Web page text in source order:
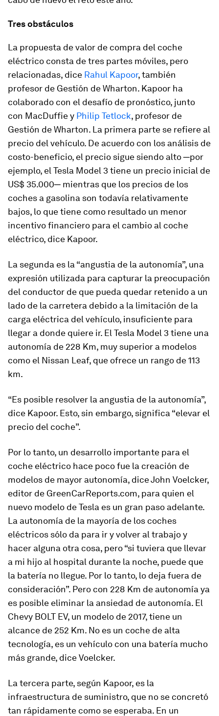
Tres obstáculos
La propuesta de valor de compra del coche
eléctrico consta de tres partes móviles, pero
relacionadas, dice Rahul Kapoor, también
profesor de Gestión de Wharton. Kapoor ha
colaborado con el desafío de pronóstico, junto
con MacDuffie y Philip Tetlock, profesor de
Gestión de Wharton. La primera parte se refiere al
precio del vehículo. De acuerdo con los análisis de
costo-beneficio, el precio sigue siendo alto ─por
ejemplo, el Tesla Model 3 tiene un precio inicial de
US$ 35.000─ mientras que los precios de los
coches a gasolina son todavía relativamente
bajos, lo que tiene como resultado un menor
incentivo financiero para el cambio al coche
eléctrico, dice Kapoor.
La segunda es la “angustia de la autonomía”, una
expresión utilizada para capturar la preocupación
del conductor de que pueda quedar retenido a un
lado de la carretera debido a la limitación de la
carga eléctrica del vehículo, insuficiente para
llegar a donde quiere ir. El Tesla Model 3 tiene una
autonomía de 228 Km, muy superior a modelos
como el Nissan Leaf, que ofrece un rango de 113
km.
“Es posible resolver la angustia de la autonomía”,
dice Kapoor. Esto, sin embargo, significa “elevar el
precio del coche”.
Por lo tanto, un desarrollo importante para el
coche eléctrico hace poco fue la creación de
modelos de mayor autonomía, dice John Voelcker,
editor de GreenCarReports.com, para quien el
nuevo modelo de Tesla es un gran paso adelante.
La autonomía de la mayoría de los coches
eléctricos sólo da para ir y volver al trabajo y
hacer alguna otra cosa, pero “si tuviera que llevar
a mi hijo al hospital durante la noche, puede que
la batería no llegue. Por lo tanto, lo deja fuera de
consideración”. Pero con 228 Km de autonomía ya
es posible eliminar la ansiedad de autonomía. El
Chevy BOLT EV, un modelo de 2017, tiene un
alcance de 252 Km. No es un coche de alta
tecnología, es un vehículo con una batería mucho
más grande, dice Voelcker.
La tercera parte, según Kapoor, es la
infraestructura de suministro, que no se concretó
tan rápidamente como se esperaba. En un